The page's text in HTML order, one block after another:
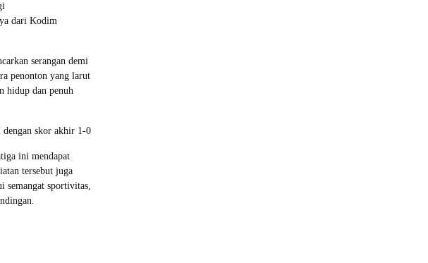
dari Kodim
serangan demi
penonton yang larut
hidup dan penuh
dengan skor akhir 1-0
ini mendapat
tersebut juga
semangat sportivitas,